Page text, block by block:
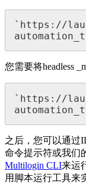
`https://
您需要将headless
`https://
之后，您可以通过
命令提示符或我们
Multilogin CLI来运
用脚本运行工具来